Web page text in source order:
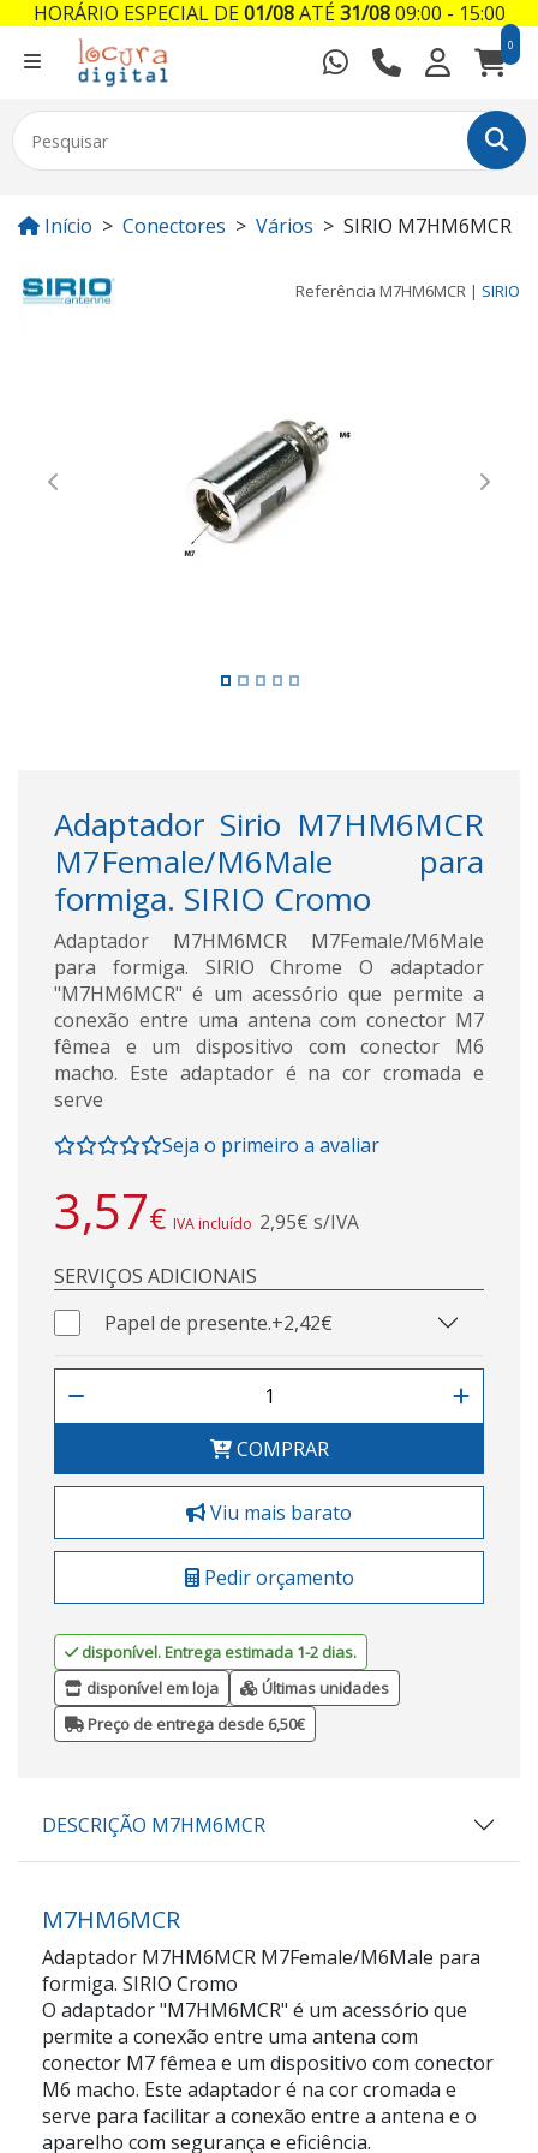
0
Início Conectores Vários SIRIO M7HM6MCR
Referência M7HM6MCR | SIRIO
Previous Next
Adaptador Sirio M7HM6MCR
M7Female/M6Male para
formiga. SIRIO Cromo
Adaptador M7HM6MCR M7Female/M6Male
para formiga. SIRIO Chrome O adaptador
"M7HM6MCR" é um acessório que permite a
conexão entre uma antena com conector M7
fêmea e um dispositivo com conector M6
macho. Este adaptador é na cor cromada e
serve
Seja o primeiro a avaliar
3,57€ IVA incluído 2,95€ s/IVA
SERVIÇOS ADICIONAIS
Papel de presente.+2,42€
COMPRAR
Viu mais barato
Pedir orçamento
disponível. Entrega estimada 1-2 dias.
disponível em loja
Últimas unidades
Preço de entrega desde 6,50€
DESCRIÇÃO M7HM6MCR
M7HM6MCR
Adaptador M7HM6MCR M7Female/M6Male para
formiga. SIRIO Cromo
O adaptador "M7HM6MCR" é um acessório que
permite a conexão entre uma antena com
conector M7 fêmea e um dispositivo com conector
M6 macho. Este adaptador é na cor cromada e
serve para facilitar a conexão entre a antena e o
aparelho com segurança e eficiência.
HORÁRIO ESPECIAL DE01/08ATÉ31/0809:00 - 15:00